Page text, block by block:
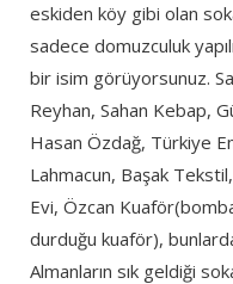
eskiden köy gibi olan
sadece domuzculuk
bir isim görüyorsunuz.
Reyhan, Sahan Kebap,
Hasan Özdağ, Türkiye
Lahmacun, Başak
Evi, Özcan
durduğu kuaför),
Almanların sık geldiği